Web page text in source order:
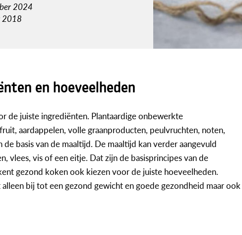
2024
2018
en hoeveelheden
de juiste ingrediënten. Plantaardige onbewerkte
aardappelen, volle graanproducten, peulvruchten, noten,
basis van de maaltijd. De maaltijd kan verder aangevuld
vlees, vis of een eitje. Dat zijn de basisprincipes van de
gezond koken ook kiezen voor de juiste hoeveelheden.
bij tot een gezond gewicht en goede gezondheid maar ook